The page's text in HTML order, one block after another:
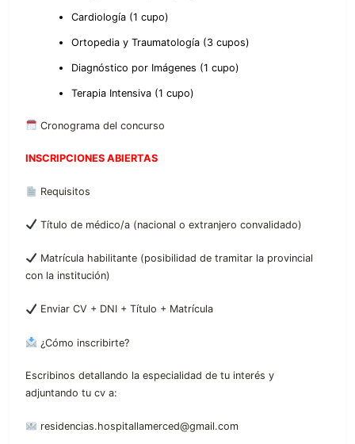
Cardiología (1 cupo)
Ortopedia y Traumatología (3 cupos)
Diagnóstico por Imágenes (1 cupo)
Terapia Intensiva (1 cupo)
Cronograma del concurso
INSCRIPCIONES ABIERTAS
Requisitos
Título de médico/a (nacional o extranjero convalidado)
Matrícula habilitante (posibilidad de tramitar la provincial
con la institución)
Enviar CV + DNI + Título + Matrícula
¿Cómo inscribirte?
Escribinos detallando la especialidad de tu interés y
adjuntando tu cv a:
residencias.hospitallamerced@gmail.com